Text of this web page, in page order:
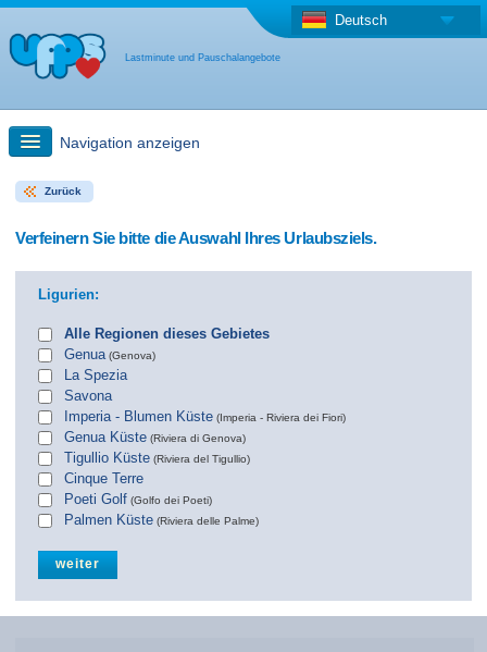
Lastminute und Pauschalangebote
Deutsch
Navigation anzeigen
Schnellsuche
Anderes Land
Zurück
Verfeinern Sie bitte die Auswahl Ihres Urlaubsziels.
Ligurien:
Alle Regionen dieses Gebietes
Genua (Genova)
La Spezia
Savona
Imperia - Blumen Küste (Imperia - Riviera dei Fiori)
Genua Küste (Riviera di Genova)
Tigullio Küste (Riviera del Tigullio)
Cinque Terre
Poeti Golf (Golfo dei Poeti)
Palmen Küste (Riviera delle Palme)